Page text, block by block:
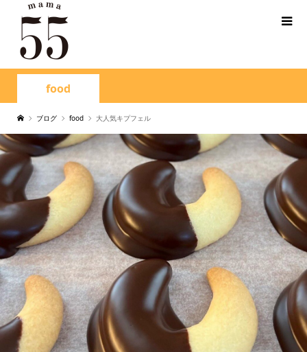
food
ブログ food 大人気キプフェル